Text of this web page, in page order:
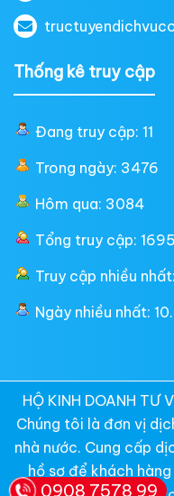
0908 7578 99
Thống kê truy cập
Đang truy cập: 11
Trong ngày: 3476
Hôm qua: 3084
Tổng truy cập:
Truy cập nhiều
Ngày nhiều nhất:
HỘ KINH DOANH TƯ
Chúng tôi là đơn vị
nhà nước. Cung cấp
hồ sơ để khách